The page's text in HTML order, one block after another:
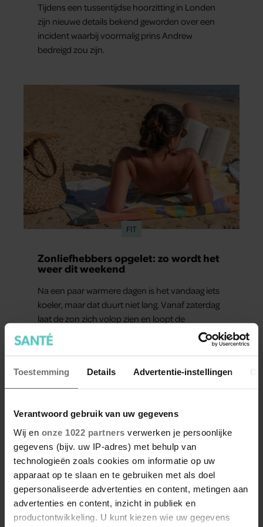
Toestemming Details Advertentie-instellingen
Verantwoord gebruik van uw gegevens
Wij en onze 1022 partners verwerken je persoonlijke
gegevens (bijv. uw IP-adres) met behulp van
technologieën zoals cookies om informatie op uw
apparaat op te slaan en te gebruiken met als doel
gepersonaliseerde advertenties en content, metingen aan
advertenties en content, inzicht in publiek en
productontwikkeling. U kunt kiezen wie uw gegevens
Tijdens een tussentijdse hoorzitting in Londen
zijn nieuwe details bekend geworden over een
incident waarbij voormalig prins Andrew
bedreigd zou zijn.
FIT
Zonliefhebbers opgelet: zo wordt het
weer dit weekend
Na een paar warmere dagen is het vandaag iets
koeler, maar dat duurt niet lang. Vanaf zaterdag
laat de zon zich volop zien en loopt de
temperatuur weer flink op. Op zondag kan het
zelfs tropisch warm worden.
Meer van Santé